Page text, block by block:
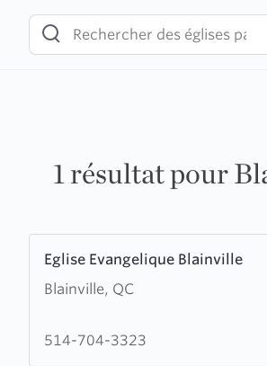
content
1 résultat pour
Eglise Evangelique Blainville
Blainville, QC
more
about
Evangelique
514-704-3323